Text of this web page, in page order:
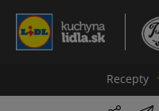
Recepty